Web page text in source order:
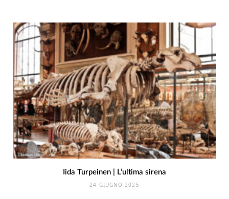
Iida Turpeinen | L’ultima sirena
24 GIUGNO 2025